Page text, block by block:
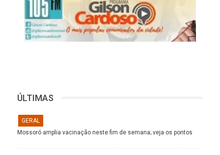
ÚLTIMAS
GERAL
Mossoró amplia vacinação neste fim de semana; veja os pontos